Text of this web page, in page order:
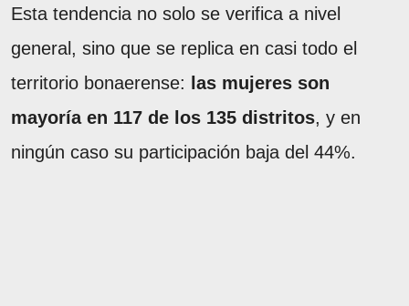
Esta tendencia no solo se verifica a nivel
general, sino que se replica en casi todo el
territorio bonaerense:
las mujeres son
mayoría en 117 de los 135 distritos, y en
ningún caso su participación baja del 44%.